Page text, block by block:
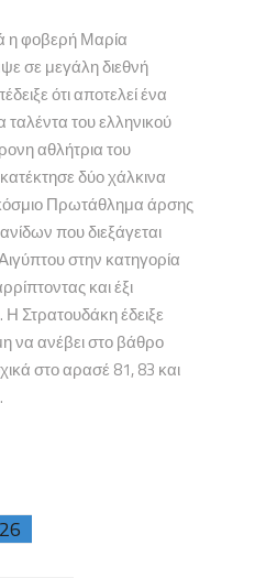
η φοβερή Μαρία
σε μεγάλη διεθνή
ότι αποτελεί ένα
του ελληνικού
αθλήτρια του
δύο χάλκινα
Πρωτάθλημα άρσης
που διεξάγεται
στην κατηγορία
και έξι
Στρατουδάκη έδειξε
να ανέβει στο βάθρο
στο αρασέ 81, 83 και